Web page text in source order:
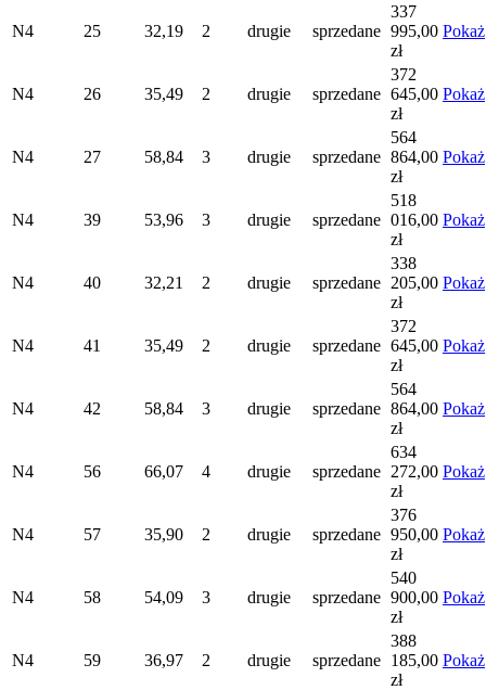
N4 25 32,19 2 drugie sprzedane
337
995,00
zł
Pokaż
N4 26 35,49 2 drugie sprzedane
372
645,00
zł
Pokaż
N4 27 58,84 3 drugie sprzedane
564
864,00
zł
Pokaż
N4 39 53,96 3 drugie sprzedane
518
016,00
zł
Pokaż
N4 40 32,21 2 drugie sprzedane
338
205,00
zł
Pokaż
N4 41 35,49 2 drugie sprzedane
372
645,00
zł
Pokaż
N4 42 58,84 3 drugie sprzedane
564
864,00
zł
Pokaż
N4 56 66,07 4 drugie sprzedane
634
272,00
zł
Pokaż
N4 57 35,90 2 drugie sprzedane
376
950,00
zł
Pokaż
N4 58 54,09 3 drugie sprzedane
540
900,00
zł
Pokaż
N4 59 36,97 2 drugie sprzedane
388
185,00
zł
Pokaż